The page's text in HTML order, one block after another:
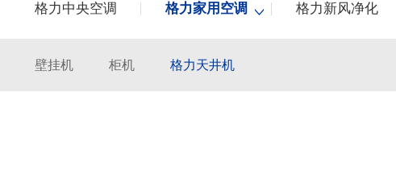
格力中央空调 格力家用空调 格力新风净化
壁挂机 柜机 格力天井机